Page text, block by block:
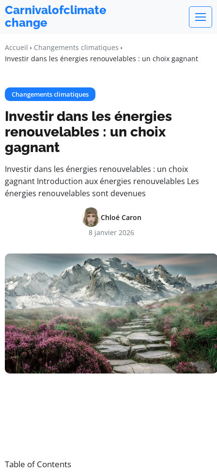
Carnivalofclimate
change
Accueil
Changements climatiques
Investir dans les énergies renouvelables : un choix gagnant
Changements climatiques
Investir dans les énergies
renouvelables : un choix
gagnant
Investir dans les énergies renouvelables : un choix
gagnant Introduction aux énergies renouvelables Les
énergies renouvelables sont devenues
Chloé Caron
8 janvier 2026
Table of Contents